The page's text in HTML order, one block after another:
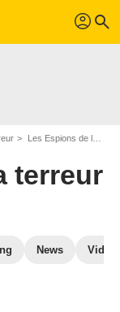
profil search
Les Espions de la terreur : Episodes de la saison 1
terreur
News